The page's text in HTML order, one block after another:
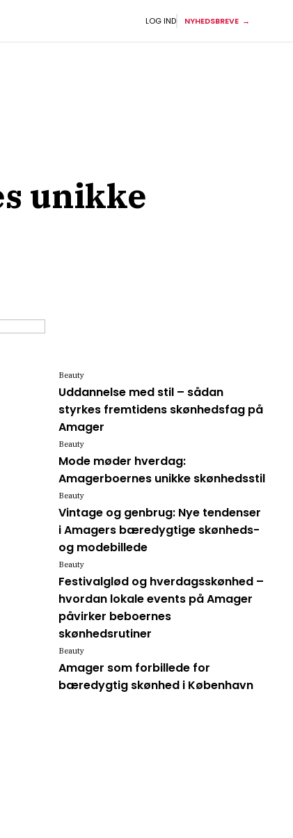
LOG IND NYHEDSBREVE
unikke
Uddannelse med stil – sådan
styrkes fremtidens skønhedsfag på
Amager
Beauty
Mode møder hverdag:
Amagerboernes unikke skønhedsstil
Beauty
Vintage og genbrug: Nye tendenser
i Amagers bæredygtige skønheds-
og modebillede
Beauty
Festivalglød og hverdagsskønhed –
hvordan lokale events på Amager
påvirker beboernes
skønhedsrutiner
Beauty
Amager som forbillede for
bæredygtig skønhed i København
Beauty